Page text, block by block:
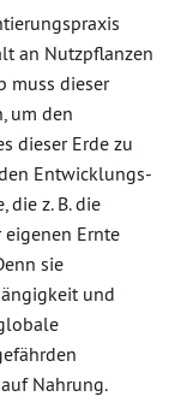
an Nutzpflanzen
muss dieser
um den
dieser Erde zu
Entwicklungs-
die z. B. die
Ernte
sie
und
Nahrung.